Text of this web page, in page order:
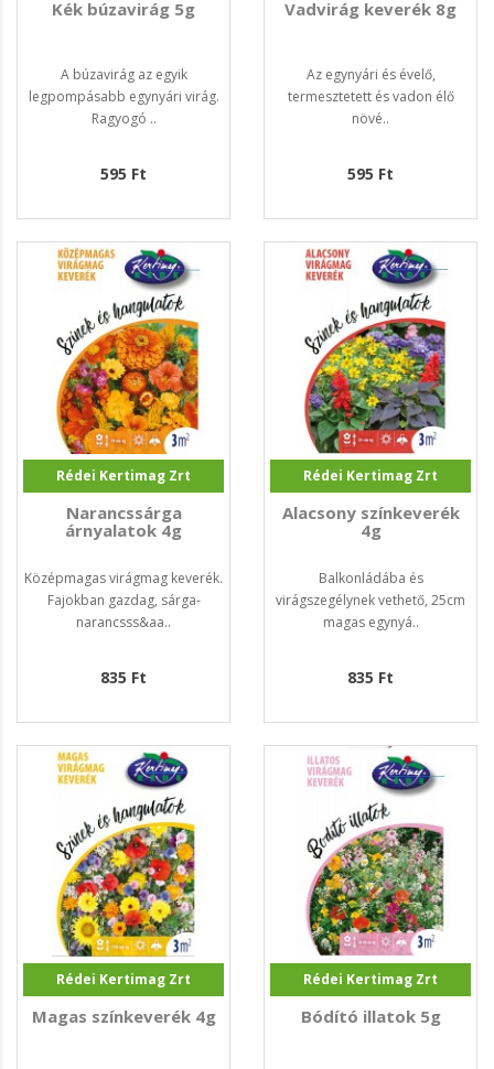
Kék búzavirág 5g
A búzavirág az egyik
legpompásabb egynyári virág.
Ragyogó ..
595 Ft
Vadvirág keverék 8g
Az egynyári és évelő,
termesztetett és vadon élő
növé..
595 Ft
Rédei Kertimag Zrt
Narancssárga
árnyalatok 4g
Középmagas virágmag keverék.
Fajokban gazdag, sárga-
narancsss&aa..
835 Ft
Rédei Kertimag Zrt
Alacsony színkeverék
4g
Balkonládába és
virágszegélynek vethető, 25cm
magas egynyá..
835 Ft
Rédei Kertimag Zrt
Magas színkeverék 4g
Rédei Kertimag Zrt
Bódító illatok 5g